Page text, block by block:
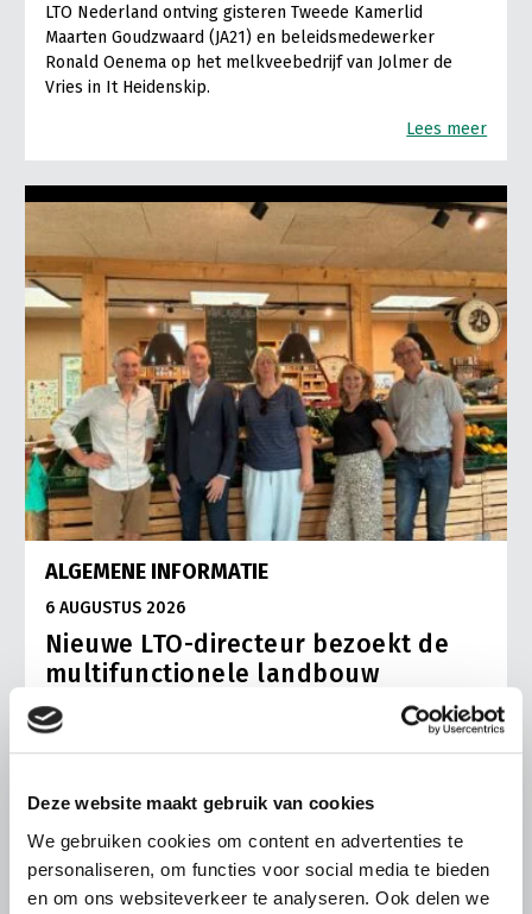
Deze website maakt gebruik van cookies
We gebruiken cookies om content en advertenties te
personaliseren, om functies voor social media te bieden
en om ons websiteverkeer te analyseren. Ook delen we
LTO Nederland ontving gisteren Tweede Kamerlid
Maarten Goudzwaard (JA21) en beleidsmedewerker
Ronald Oenema op het melkveebedrijf van Jolmer de
Vries in It Heidenskip.
Lees meer
ALGEMENE INFORMATIE
6 AUGUSTUS 2026
Nieuwe LTO-directeur bezoekt de
multifunctionele landbouw
De nieuwe directeur van LTO Nederland, Coen van
Rooyen, maakte afgelopen vrijdag kennis met de